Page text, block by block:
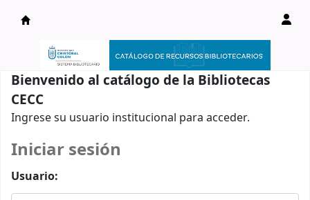
Catálogo en línea
Bienvenido al catálogo de la Bibliotecas
CECC
Ingrese su usuario institucional para acceder.
Iniciar sesión
Usuario: